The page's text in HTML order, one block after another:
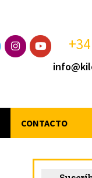
+34
CONTACTO